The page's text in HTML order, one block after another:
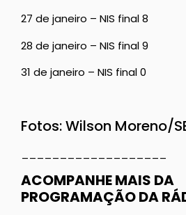
27 de janeiro – NIS final 8
28 de janeiro – NIS final 9
31 de janeiro – NIS final 0
Fotos: Wilson Moreno/
ACOMPANHE MAIS DA
PROGRAMAÇÃO DA